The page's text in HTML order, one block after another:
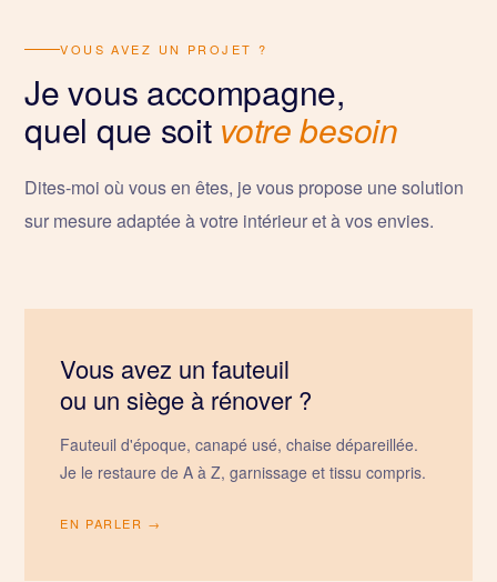
VOUS AVEZ UN PROJET ?
Je vous accompagne,
quel que soit votre besoin
Dites-moi où vous en êtes, je vous propose une solution
sur mesure adaptée à votre intérieur et à vos envies.
Vous avez un fauteuil
ou un siège à rénover ?
Fauteuil d'époque, canapé usé, chaise dépareillée.
Je le restaure de A à Z, garnissage et tissu compris.
EN PARLER →